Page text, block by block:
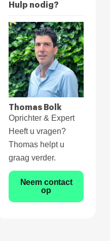
Hulp nodig?
Thomas Bolk
Oprichter & Expert
Heeft u vragen?
Thomas helpt u
graag verder.
Neem contact
op